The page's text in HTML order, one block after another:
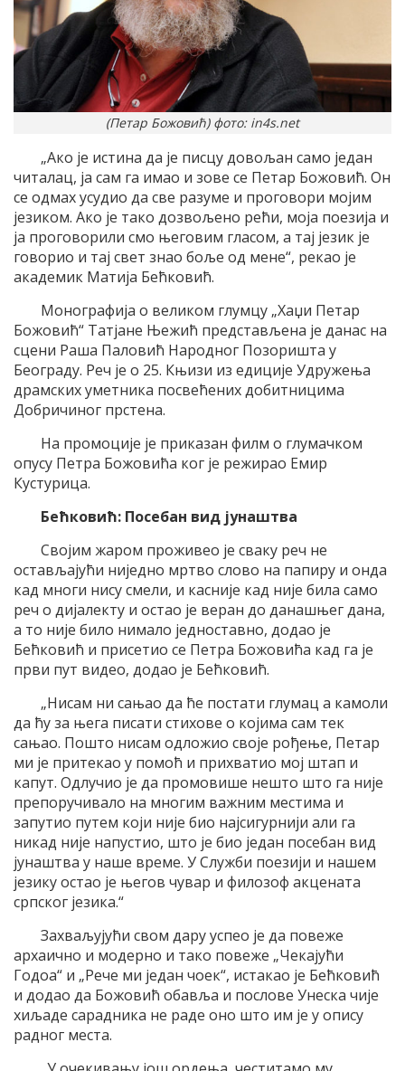
(Петар Божовић) фото: in4s.net
„Ако је истина да је писцу довољан само један
читалац, ја сам га имао и зове се Петар Божовић. Он
се одмах усудио да све разуме и проговори мојим
језиком. Ако је тако дозвољено рећи, моја поезија и
ја проговорили смо његовим гласом, а тај језик је
говорио и тај свет знао боље од мене“, рекао је
академик Матија Бећковић.
Монографија о великом глумцу „Хаџи Петар
Божовић“ Татјане Њежић представљена је данас на
сцени Раша Паловић Народног Позоришта у
Београду. Реч је о 25. Књизи из едиције Удружења
драмских уметника посвећених добитницима
Добричиног прстена.
На промоције је приказан филм о глумачком
опусу Петра Божовића ког је режирао Емир
Кустурица.
Бећковић: Посебан вид јунаштва
Својим жаром проживео је сваку реч не
остављајући ниједно мртво слово на папиру и онда
кад многи нису смели, и касније кад није била само
реч о дијалекту и остао је веран до данашњег дана,
а то није било нимало једноставно, додао је
Бећковић и присетио се Петра Божовића кад га је
први пут видео, додао је Бећковић.
„Нисам ни сањао да ће постати глумац а камоли
да ћу за њега писати стихове о којима сам тек
сањао. Пошто нисам одложио своје рођење, Петар
ми је притекао у помоћ и прихватио мој штап и
капут. Одлучио је да промовише нешто што га није
препоручивало на многим важним местима и
запутио путем који није био најсигурнији али га
никад није напустио, што је био један посебан вид
јунаштва у наше време. У Служби поезији и нашем
језику остао је његов чувар и филозоф акцената
српског језика.“
Захваљујући свом дару успео је да повеже
архаично и модерно и тако повеже „Чекајући
Годоа“ и „Рече ми један чоек“, истакао је Бећковић
и додао да Божовић обавља и послове Унеска чије
хиљаде сарадника не раде оно што им је у опису
радног места.